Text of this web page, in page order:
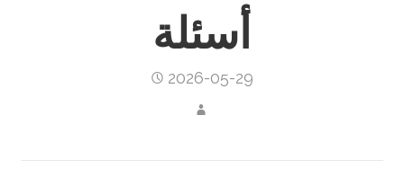
أسئلة
2026-05-29